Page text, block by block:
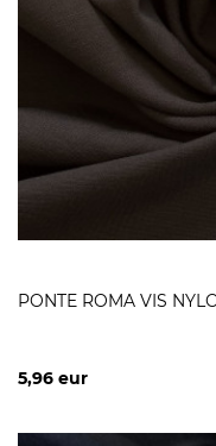
PONTE ROMA VIS
5,96 eur